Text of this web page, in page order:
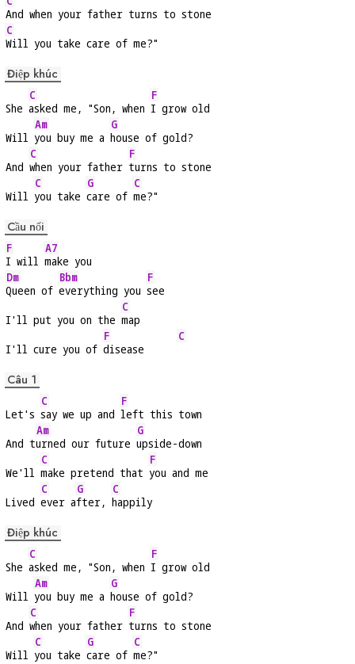
And when your father turns to stone
C
Will you take care of me?"
Điệp khúc
She
C
asked me, "Son, when
F
I grow old
Will
Am
you buy me a
G
house of gold?
And
C
when your father
F
turns to stone
Will
C
you take
G
care of
C
me?"
Cầu nối
F
I will
A7
make you
Dm
Queen of
Bbm
everything you
F
see
I'll put you on the
C
map
I'll cure you of
F
disease
C
Câu 1
Let's
C
say we up and
F
left this town
And t
Am
urned our future
G
upside-down
We'll
C
make pretend that
F
you and me
Lived
C
ever a
G
fter,
C
happily
Điệp khúc
She
C
asked me, "Son, when
F
I grow old
Will
Am
you buy me a
G
house of gold?
And
C
when your father
F
turns to stone
Will
C
you take
G
care of
C
me?"